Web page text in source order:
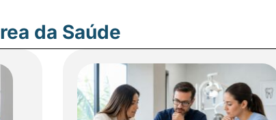
da Saúde